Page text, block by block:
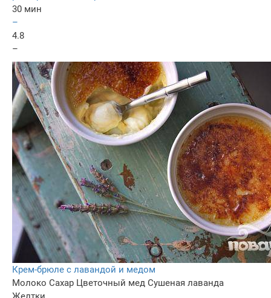
30 мин
–
4.8
–
Крем-брюле с лавандой и медом
Молоко Сахар Цветочный мед Сушеная лаванда